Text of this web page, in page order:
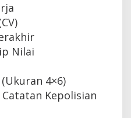
Nilai
4×6)
Kepolisian